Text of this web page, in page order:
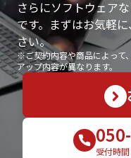
さらにソフトウェア
です。まずはお気軽
さい。
※ご契約内容や商品によって
アップ内容が異なります。
受付時